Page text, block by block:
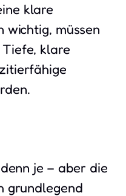
klare
wichtig, müssen
klare
je – aber die
grundlegend